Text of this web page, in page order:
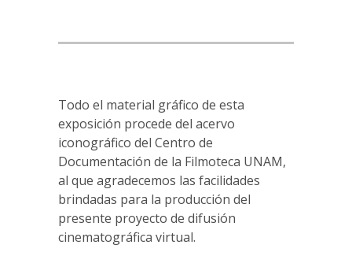
Todo el material gráfico de esta
exposición procede del acervo
iconográfico del Centro de
Documentación de la Filmoteca UNAM,
al que agradecemos las facilidades
brindadas para la producción del
presente proyecto de difusión
cinematográfica virtual.